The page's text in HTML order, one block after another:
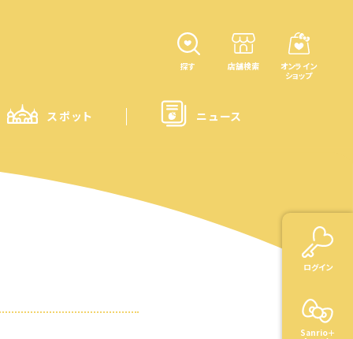
ログイン
Sanrio＋
探す 店舗検索
オンライン
ショップ
スポット ニュース